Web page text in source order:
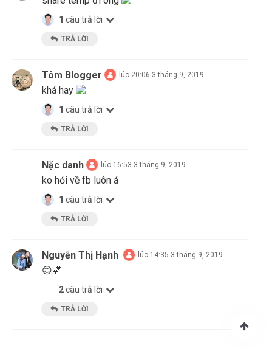
1 câu trả lời
TRẢ LỜI
Tôm Blogger lúc 20:06 3 tháng 9, 2019
khá hay
1 câu trả lời
TRẢ LỜI
Nặc danh lúc 16:53 3 tháng 9, 2019
ko hỏi về fb luôn á
1 câu trả lời
TRẢ LỜI
Nguyễn Thị Hạnh lúc 14:35 3 tháng 9, 2019
😊💕
2câu trả lời
TRẢ LỜI